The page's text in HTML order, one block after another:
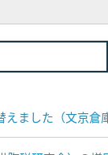
ました（文京倉庫